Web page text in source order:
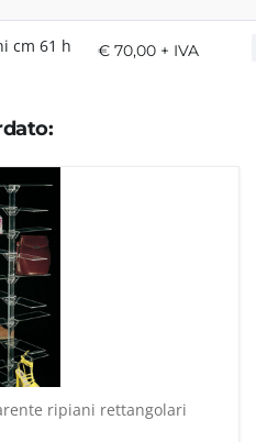
cm 61 h € 70,00 + IVA
ripiani rettangolari